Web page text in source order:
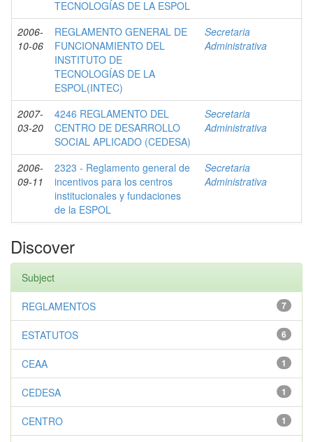
TECNOLOGÍAS DE LA ESPOL
2006-
10-06
REGLAMENTO GENERAL DE
FUNCIONAMIENTO DEL
INSTITUTO DE
TECNOLOGÍAS DE LA
ESPOL(INTEC)
Secretaria
Administrativa
2007-
03-20
4246 REGLAMENTO DEL
CENTRO DE DESARROLLO
SOCIAL APLICADO (CEDESA)
Secretaria
Administrativa
2006-
09-11
2323 - Reglamento general de
incentivos para los centros
institucionales y fundaciones
de la ESPOL
Secretaria
Administrativa
Discover
Subject
7
REGLAMENTOS
6
ESTATUTOS
1
CEAA
1
CEDESA
1
CENTRO